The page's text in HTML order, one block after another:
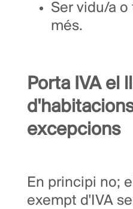
Ser vidu/a
més.
Porta IVA el
excepcions
En principi no;
exempt d'IVA